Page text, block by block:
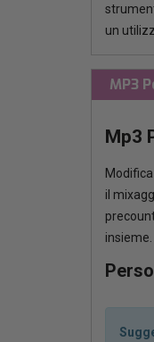
un
MP3
Mp3
il
insieme.